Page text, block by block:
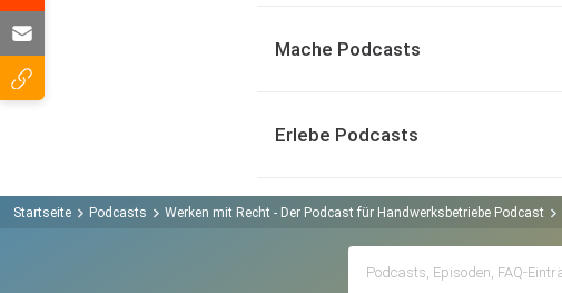
Mache Podcasts
Erlebe Podcasts
Startseite Podcasts Werken mit Recht - Der Podcast für Handwerksbetriebe Podcast